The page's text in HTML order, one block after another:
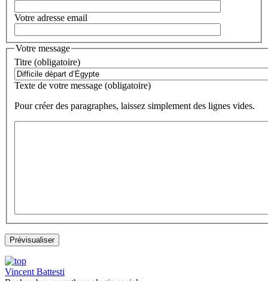
Votre adresse email
Votre message
Titre (obligatoire)
Texte de votre message (obligatoire)
Pour créer des paragraphes, laissez simplement des lignes vides.
Vincent Battesti